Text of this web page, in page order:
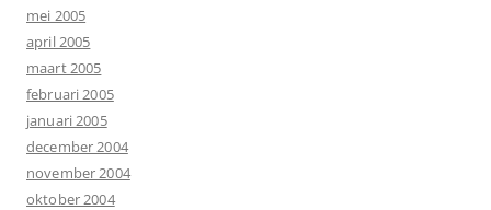
mei 2005
april 2005
maart 2005
februari 2005
januari 2005
december 2004
november 2004
oktober 2004